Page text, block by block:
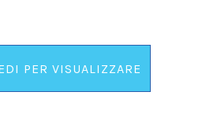
PER VISUALIZZARE